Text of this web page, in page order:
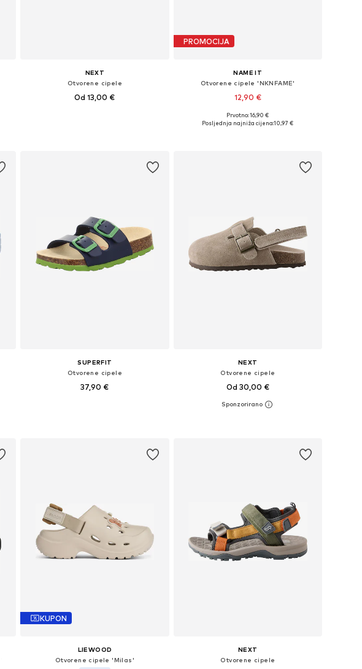
NEXT
Otvorene cipele
Od 13,00 €
PROMOCIJA
NAME IT
Otvorene cipele 'NKNFAME'
12,90 €
+ 2
Dostupne veličine: 27, 28, 30, 31, 32, 34
Prvotno: 16,90 €
Posljednja najniža cijena:10,97 €
SUPERFIT
Otvorene cipele
37,90 €
NEXT
Otvorene cipele
Od 30,00 €
Dostupno u više veličina
KUPON
LIEWOOD
Otvorene cipele 'Milas'
NEXT
Otvorene cipele